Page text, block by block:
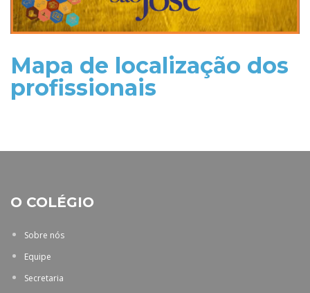
Mapa de localização dos
profissionais
O COLÉGIO
Sobre nós
Equipe
Secretaria